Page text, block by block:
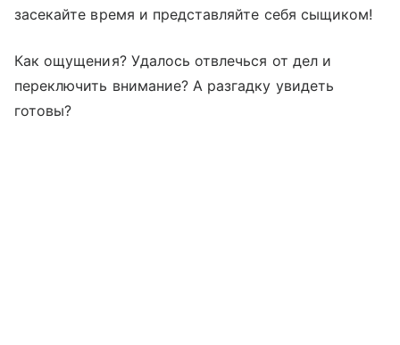
засекайте время и представляйте себя сыщиком!
Как ощущения? Удалось отвлечься от дел и
переключить внимание? А разгадку увидеть
готовы?